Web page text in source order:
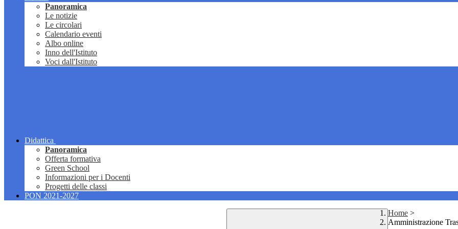
Panoramica
Le notizie
Le circolari
Calendario eventi
Albo online
Inno dell'Istituto
Voci dall'Istituto
Didattica
Panoramica
Offerta formativa
Green School
Informazioni per i Docenti
Progetti delle classi
PON 2021-2027
Home >
Amministrazione